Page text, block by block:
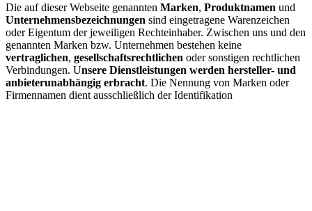
Die auf dieser Webseite genannten Marken, Produktnamen und
Unternehmensbezeichnungen sind eingetragene Warenzeichen
oder Eigentum der jeweiligen Rechteinhaber. Zwischen uns und den
genannten Marken bzw. Unternehmen bestehen keine
vertraglichen, gesellschaftsrechtlichen oder sonstigen rechtlichen
Verbindungen. Unsere Dienstleistungen werden hersteller- und
anbieterunabhängig erbracht. Die Nennung von Marken oder
Firmennamen dient ausschließlich der Identifikation